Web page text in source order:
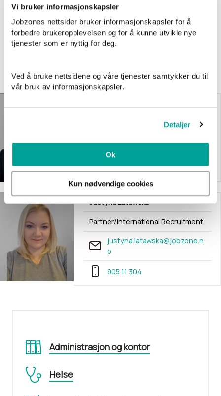
Vi bruker informasjonskapsler
Jobzones nettsider bruker informasjonskapsler for å
forbedre brukeropplevelsen og for å kunne utvikle nye
tjenester som er nyttig for deg.
Ved å bruke nettsidene og våre tjenester samtykker du til
vår bruk av informasjonskapsler.
Detaljer
Ok
Kun nødvendige cookies
Lillehammer
tore@jobzone.no
Justyna Latawska
Partner/International Recruitment
justyna.latawska@jobzone.n
o
905 11 304
Administrasjon og kontor
Helse